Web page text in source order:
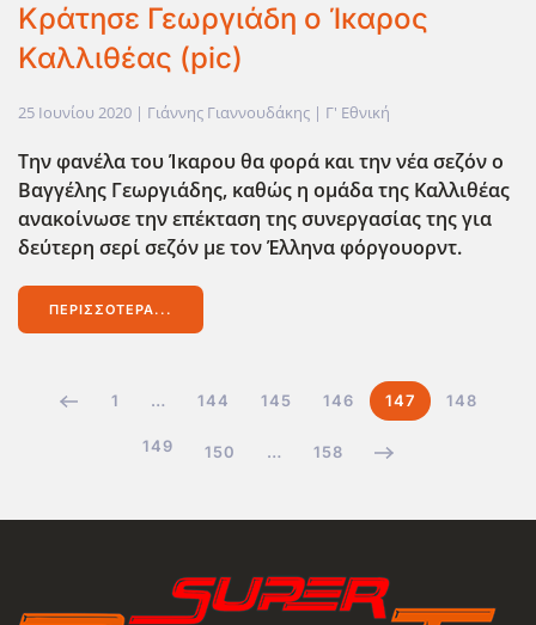
Κράτησε Γεωργιάδη ο Ίκαρος
Καλλιθέας (pic)
25 Ιουνίου 2020 | Γιάννης Γιαννουδάκης | Γ' Εθνική
Την φανέλα του Ίκαρου θα φορά και την νέα σεζόν ο
Βαγγέλης Γεωργιάδης, καθώς η ομάδα της Καλλιθέας
ανακοίνωσε την επέκταση της συνεργασίας της για
δεύτερη σερί σεζόν με τον Έλληνα φόργουορντ.
ΠΕΡΙΣΣΌΤΕΡΑ...
1 … 144 145 146 147 148
149 150 … 158